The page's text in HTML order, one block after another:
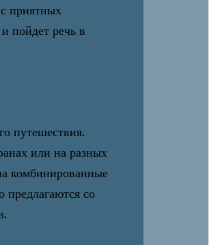
приятных
пойдет речь в
путешествия.
или на разных
комбинированные
предлагаются со